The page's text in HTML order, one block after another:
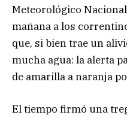
Meteorológico
mañana a los
que, si bien trae un
mucha agua: la alerta
de amarilla a naranja
El tiempo firmó una